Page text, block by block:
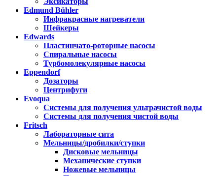
Edmund Bühler
Инфракрасные нагреватели
Шейкеры
Edwards
Пластинчато-роторные насосы
Спиральные насосы
Турбомолекулярные насосы
Eppendorf
Дозаторы
Центрифуги
Evoqua
Системы для получения ультрачистой воды
Системы для получения чистой воды
Fritsch
Лабораторные сита
Мельницы/дробилки/ступки
Дисковые мельницы
Механические ступки
Ножевые мельницы